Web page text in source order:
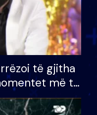
të gjitha
më të
VIP: Do më
kur…